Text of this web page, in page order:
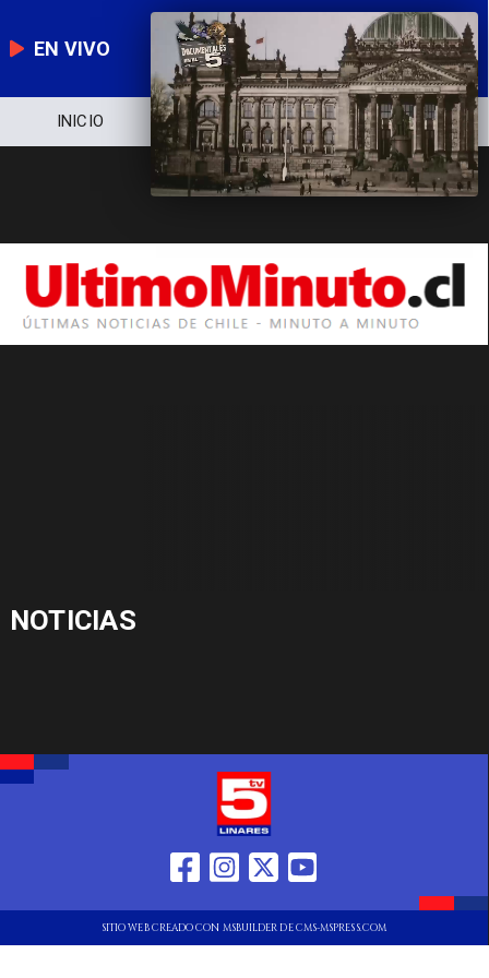
EN VIVO
INICIO NOTICIERO POLÍTICA
NOTICIAS
SITIO WEB CREADO CON MSBUILDER DE CMS-MSPRESS.COM